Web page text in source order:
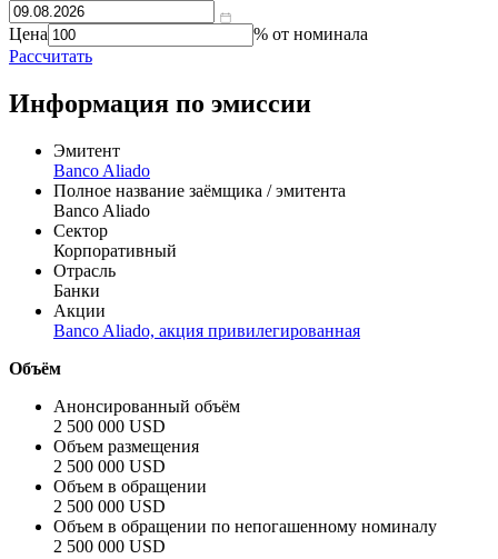
Цена
% от номинала
Рассчитать
Информация по эмиссии
Эмитент
Banco Aliado
Полное название заёмщика / эмитента
Banco Aliado
Сектор
Корпоративный
Отрасль
Банки
Акции
Banco Aliado, акция привилегированная
Объём
Анонсированный объём
2 500 000 USD
Объем размещения
2 500 000 USD
Объем в обращении
2 500 000 USD
Объем в обращении по непогашенному номиналу
2 500 000 USD